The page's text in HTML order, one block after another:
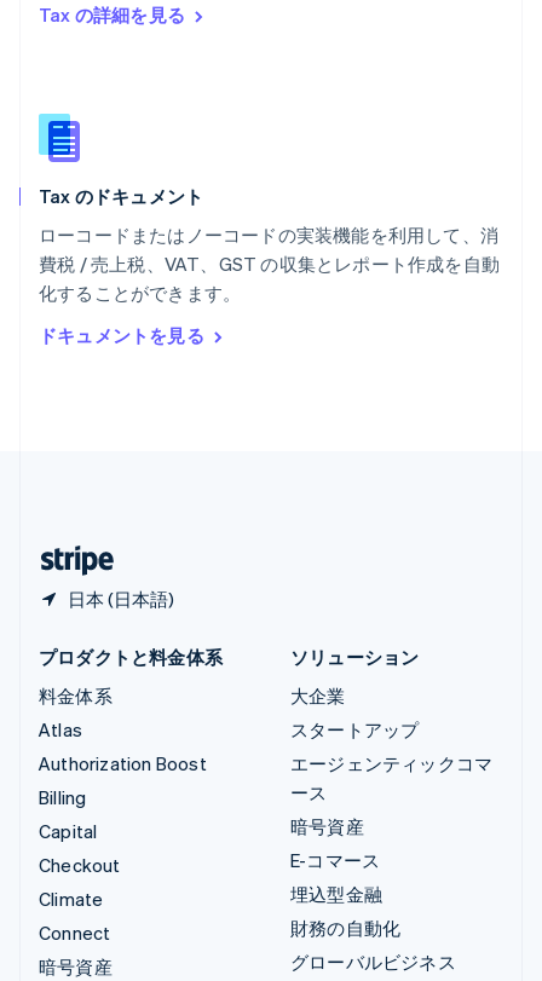
Tax の詳細を見る
Tax のドキュメント
ローコードまたはノーコードの実装機能を利用して、消
費税 / 売上税、VAT、GST の収集とレポート作成を自動
化することができます。
ドキュメントを見る
日本 (日本語)
マルタ
メキシコ
Español
English
リトアニア
English
リヒテンシュタイン
DeutschEnglish
ルーマニア
English
プロダクトと料金体系
料金体系
Atlas
Authorization Boost
Billing
Capital
Checkout
Climate
Connect
暗号資産
ソリューション
大企業
スタートアップ
エージェンティックコマ
ース
暗号資産
E-コマース
埋込型金融
財務の自動化
グローバルビジネス